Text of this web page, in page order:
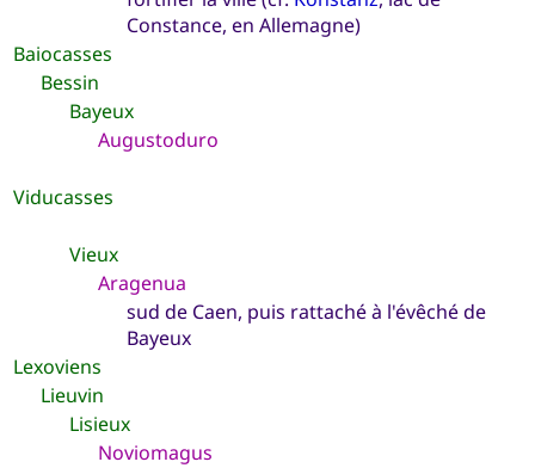
Constance, en Allemagne)
Baiocasses
Bessin
Bayeux
Augustoduro
Viducasses
Vieux
Aragenua
sud de Caen, puis rattaché à l'évêché de
Bayeux
Lexoviens
Lieuvin
Lisieux
Noviomagus